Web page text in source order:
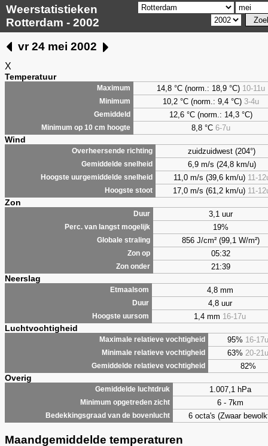
Weerstatistieken
Rotterdam - 2002
vr 24 mei 2002
X
Temperatuur
Maximum 14,8 °C (norm.: 18,9 °C) 10-11u
Minimum 10,2 °C (norm.: 9,4 °C) 3-4u
Gemiddeld 12,6 °C (norm.: 14,3 °C)
Minimum op 10 cm hoogte 8,8°C 6-7u
Wind
Overheersende richting zuidzuidwest (204°)
Gemiddelde snelheid 6,9 m/s (24,8 km/u)
Hoogste uurgemiddelde snelheid 11,0 m/s (39,6 km/u) 11-
Hoogste stoot 17,0 m/s (61,2 km/u) 11-
Zon
Duur 3,1 uur
Perc. van langst mogelijk 19%
Globale straling 856 J/cm² (99,1 W/m²)
Zon op 05:32
Zon onder 21:39
Neerslag
Etmaalsom 4,8 mm
Duur 4,8 uur
Hoogste uursom 1,4 mm 16-17u
Luchtvochtigheid
Maximale relatieve vochtigheid 95% 16-17u
Minimale relatieve vochtigheid 63% 20-21u
Gemiddelde relatieve vochtigheid 82%
Overig
Gemiddelde luchtdruk 1.007,1 hPa
Minimum opgetreden zicht 6 - 7km
Bedekkingsgraad van de bovenlucht 6 octa's (Zwaar
Maandgemiddelde temperaturen